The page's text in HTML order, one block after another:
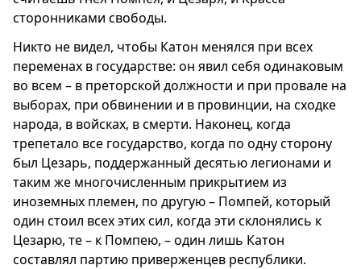
сторонниками свободы.
Никто не видел, чтобы Катон менялся при всех
переменах в государстве: он явил себя одинаковым
во всем – в преторской должности и при провале на
выборах, при обвинении и в провинции, на сходке
народа, в войсках, в смерти. Наконец, когда
трепетало все государство, когда по одну сторону
был Цезарь, поддержанный десятью легионами и
таким же многочисленным прикрытием из
иноземных племен, по другую – Помпей, который
один стоил всех этих сил, когда эти склонялись к
Цезарю, те – к Помпею, – один лишь Катон
составлял партию приверженцев республики.